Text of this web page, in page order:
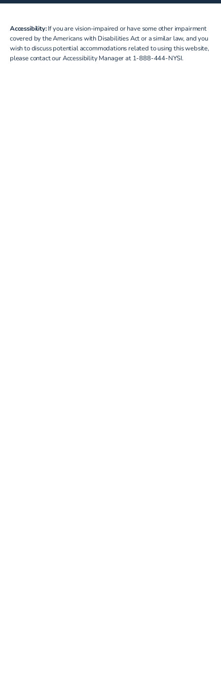
Accessibility:If you are vision-impaired or have some other impairment
covered by the Americans with Disabilities Act or a similar law, and you
wish to discuss potential accommodations related to using this website,
please contact our Accessibility Manager at 1-888-444-NYSI.